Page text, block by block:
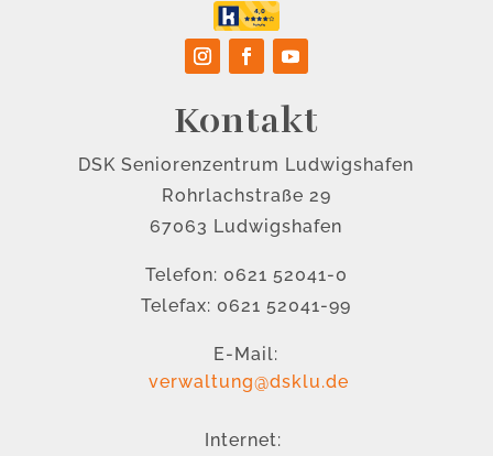
Kontakt
DSK Seniorenzentrum Ludwigshafen
Rohrlachstraße 29
67063 Ludwigshafen
Telefon: 0621 52041-0
Telefax: 0621 52041-99
E-Mail:
verwaltung@dsklu.de
Internet: